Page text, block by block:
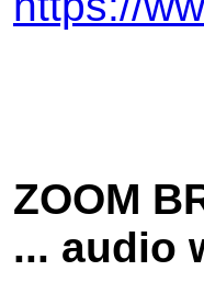
ZOOM
... audio